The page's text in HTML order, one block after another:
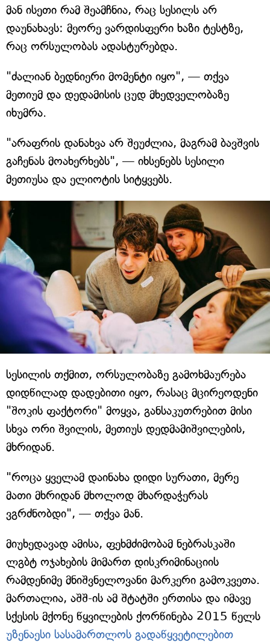
მან ისეთი რამ შეამჩნია, რაც სესილს არ
დაუნახავს: მეორე ვარდისფერი ხაზი ტესტზე,
რაც ორსულობას ადასტურებდა.
"ძალიან ბედნიერი მომენტი იყო", — თქვა
მეთიუმ და დედამისის ცუდ მხედველობაზე
იხუმრა.
"არაფრის დანახვა არ შეუძლია, მაგრამ ბავშვის
გაჩენას მოახერხებს", — იხსენებს სესილი
მეთიუსა და ელიოტის სიტყვებს.
სესილის თქმით, ორსულობაზე გამოხმაურება
დიდწილად დადებითი იყო, რასაც მცირეოდენი
"შოკის ფაქტორი" მოყვა, განსაკუთრებით მისი
სხვა ორი შვილის, მეთიუს დედმამიშვილების,
მხრიდან.
"როცა ყველამ დაინახა დიდი სურათი, მერე
მათი მხრიდან მხოლოდ მხარდაჭერას
ვგრძნობდი", — თქვა მან.
მიუხედავად ამისა, ფეხმძიმობამ ნებრასკაში
ლგბტ ოჯახების მიმართ დისკრიმინაციის
რამდენიმე მნიშვნელოვანი მარკერი გამოკვეთა.
მართალია, აშშ-ის ამ შტატში ერთისა და იმავე
სქესის მქონე წყვილების ქორწინება 2015 წელს
უზენაესი სასამართლოს გადაწყვეტილებით